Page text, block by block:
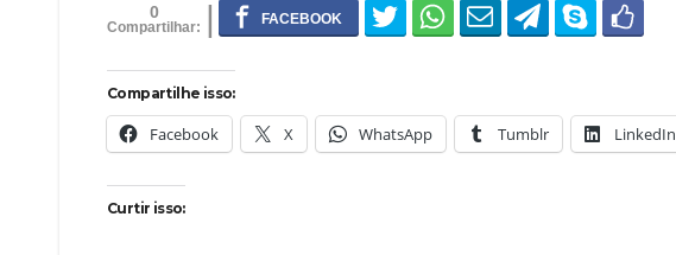
0
Compartilhe isso:
Facebook X WhatsApp Tumblr LinkedIn
Curtir isso: